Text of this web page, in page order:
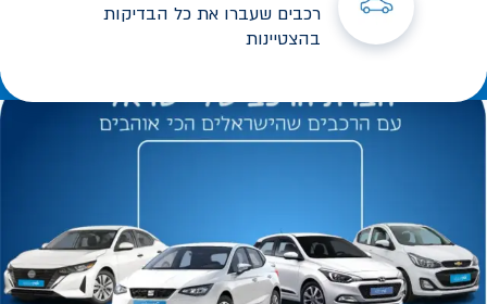
רכבים שעברו את כל הבדיקות
בהצטיינות